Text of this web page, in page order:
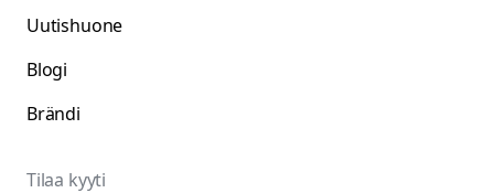
Uutishuone
Blogi
Brändi
Tilaa kyyti